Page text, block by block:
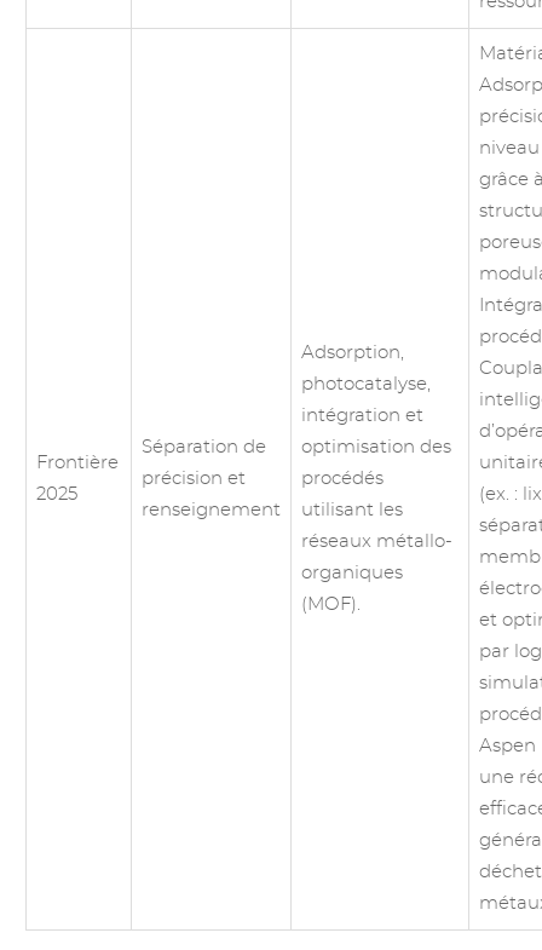
Frontière
2025
Séparation de
précision et
renseignement
Adsorption,
photocatalyse,
intégration et
optimisation des
procédés
utilisant les
réseaux métallo-
organiques
(MOF).
grâce
(ex. :
et
par
Aspen
une